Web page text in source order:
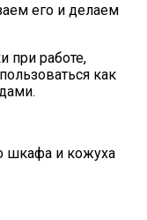
его и делаем
при работе,
как
шкафа и кожуха